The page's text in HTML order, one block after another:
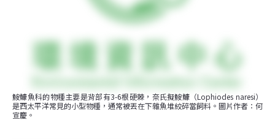
鮟鱇魚科的物種主要是背部有3-6根硬棘，奈氏擬鮟鱇（Lophiodes naresi）
是西太平洋常見的小型物種，通常被丟在下雜魚堆絞碎當飼料。圖片作者：何
宣慶。